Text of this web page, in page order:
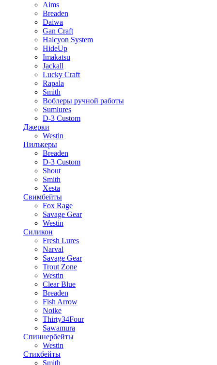
Aims
Breaden
Daiwa
Gan Craft
Halcyon System
HideUp
Imakatsu
Jackall
Lucky Craft
Rapala
Smith
Воблеры ручной работы
Sumlures
D-3 Custom
Джерки
Westin
Пилькеры
Breaden
D-3 Custom
Shout
Smith
Xesta
Свимбейты
Fox Rage
Savage Gear
Westin
Силикон
Fresh Lures
Narval
Savage Gear
Trout Zone
Westin
Clear Blue
Breaden
Fish Arrow
Noike
Thirty34Four
Sawamura
Спиннербейты
Westin
Стикбейты
Smith